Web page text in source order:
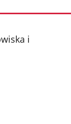
i